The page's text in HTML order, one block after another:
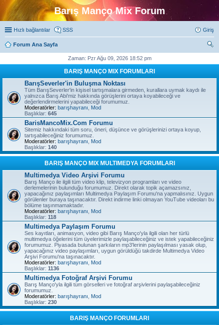
Barış Manço Mix Forum
Hızlı bağlantılar SSS Giriş
Forum Ana Sayfa
Zaman: Pzr Ağu 09, 2026 18:52 pm
BARIŞ MANÇO MIX FORUMLARI
BarışSeverler'in Buluşma Noktası
Tüm BarışSeverler'in kişisel tartışmalara girmeden, kurallara uymak kaydı ile
yalnızca Barış Abi'miz hakkında görüşlerini ortaya koyabileceği ve
değerlendirmelerini yapabileceği forumumuz.
Moderatörler: barışhayranı
Mod
Başlıklar: 645
BarisMancoMix.Com Forumu
Sitemiz hakkındaki tüm soru, öneri, düşünce ve görüşlerinizi ortaya koyup,
tartışabileceğiniz forumumuz.
Moderatörler: barışhayranı
Mod
Başlıklar: 140
BARIŞ MANÇO MIX MULTIMEDYA FORUMLARI
Multimedya Video Arşivi Forumu
Barış Manço ile ilgili tüm video klip, televizyon programları ve video
derlemelerinin bulunduğu forumumuz. Direkt olarak topik açamazsınız,
yapacağınız paylaşımları Multimedya Paylaşım Forumu'na yapmalısınız. Uygun
görülenler buraya taşınacaktır. Direkt indirme linki olmayan YouTube videoları bu
bölüme taşınmamaktadır.
Moderatörler: barışhayranı
Mod
Başlıklar: 118
Multimedya Paylaşım Forumu
Ses kayıtları, animasyon, video gibi Barış Manço'yla ilgili olan her türlü
multimedya öğelerini tüm üyelerimizle paylaşabileceğiniz ve istek yapabileceğiniz
forumumuz. Piyasada bulunan şarkıların mp3'lerinin paylaşılması yasak olup,
yapacağınız video paylaşımları, uygun görüldüğü takdirde Multimedya Video
Arşivi Forumu'na taşınacaktır.
Moderatörler: barışhayranı
Mod
Başlıklar: 1136
Multimedya Fotoğraf Arşivi Forumu
Barış Manço'yla ilgili tüm görselleri ve fotoğraf arşivlerini paylaşabileceğiniz
forumumuz.
Moderatörler: barışhayranı
Mod
Başlıklar: 230
BARIŞ MANÇO FORUMLARI